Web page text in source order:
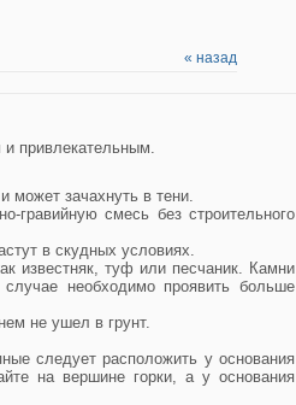
« назад
привлекательным.
может зачахнуть в тени.
гравийную смесь без строительного
в скудных условиях.
известняк, туф или песчаник. Камни
необходимо проявить больше
не ушел в грунт.
следует расположить у основания
на вершине горки, а у основания